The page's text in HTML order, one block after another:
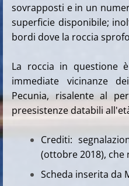
sovrapposti e in un
superficie disponibile;
bordi dove la roccia
La roccia in questione
immediate vicinanze
Pecunia, risalente al
preesistenze databili
Crediti:
(ottobre 2018), che
Scheda inserita da